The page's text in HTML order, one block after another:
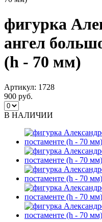
фигурка
ангел
(h - 70 мм)
Артикул: 1728
900 руб.
В НАЛИЧИИ